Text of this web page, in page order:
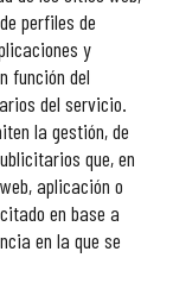
perfiles de
y
función del
del servicio.
la gestión, de
que, en
aplicación o
en base a
en la que se